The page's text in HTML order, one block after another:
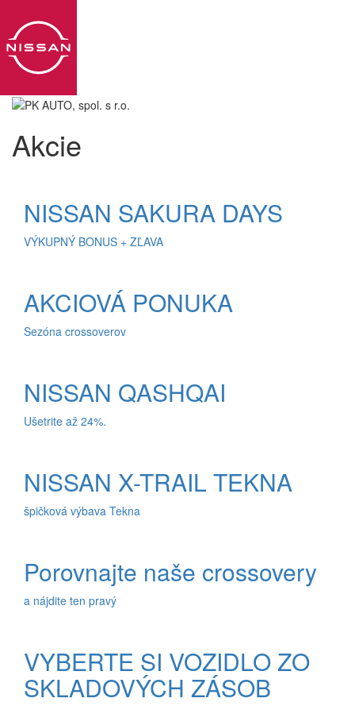
Akcie
NISSAN SAKURA DAYS
VÝKUPNÝ BONUS + ZĽAVA
AKCIOVÁ PONUKA
Sezóna crossoverov
NISSAN QASHQAI
Ušetrite až 24%.
NISSAN X-TRAIL TEKNA
špičková výbava Tekna
Porovnajte naše crossovery
a nájdite ten pravý
VYBERTE SI VOZIDLO ZO
SKLADOVÝCH ZÁSOB